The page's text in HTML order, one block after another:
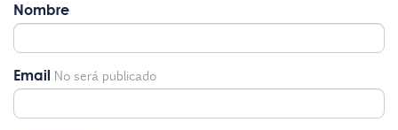
Nombre
Email No será publicado